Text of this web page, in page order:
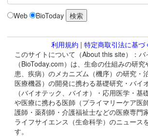
Web BioToday
利用規約 | 特定商取引法に基づ
このサイトについて（About this site）：バ
（BioToday.com）は、生命の仕組みの研
患、疾病）のメカニズム（機序）の研究・
医療機器）の開発に携わる基礎研究・バイ
（バイオテック、バイオ）・応用医学・基
や医療に携わる医師（プライマリーケア医
護師・薬剤師・介護福祉士などの医療専門
ライフサイエンス（生命科学）のニュース
す。